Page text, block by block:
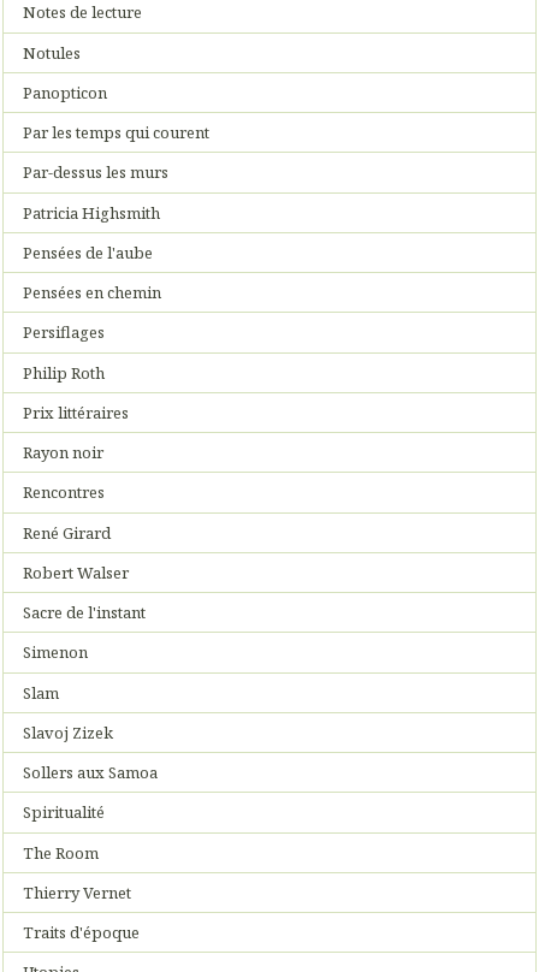
Notes de lecture
Notules
Panopticon
Par les temps qui courent
Par-dessus les murs
Patricia Highsmith
Pensées de l'aube
Pensées en chemin
Persiflages
Philip Roth
Prix littéraires
Rayon noir
Rencontres
René Girard
Robert Walser
Sacre de l'instant
Simenon
Slam
Slavoj Zizek
Sollers aux Samoa
Spiritualité
The Room
Thierry Vernet
Traits d'époque